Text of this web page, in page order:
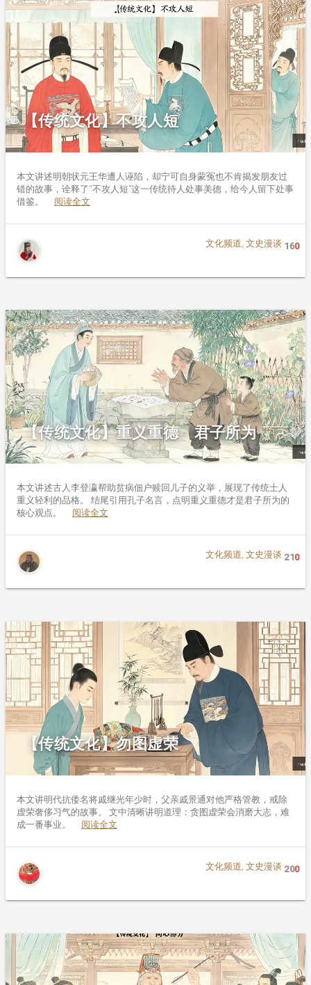
【传统文化】不攻人短
本文讲述明朝状元王华遭人诬陷，却宁可自身蒙冤也不肯揭发朋友过
错的故事，诠释了“不攻人短”这一传统待人处事美德，给今人留下处事
借鉴。 阅读全文
文化频道 ,文史漫谈 160
【传统文化】重义重德 君子所为
本文讲述古人李登瀛帮助贫病佃户赎回儿子的义举，展现了传统士人
重义轻利的品格。 结尾引用孔子名言，点明重义重德才是君子所为的
核心观点。 阅读全文
文化频道,文史漫谈 210
【传统文化】勿图虚荣
本文讲明代抗倭名将戚继光年少时，父亲戚景通对他严格管教，戒除
虚荣奢侈习气的故事。 文中清晰讲明道理：贪图虚荣会消磨大志，难
成一番事业。 阅读全文
文化频道,文史漫谈 200